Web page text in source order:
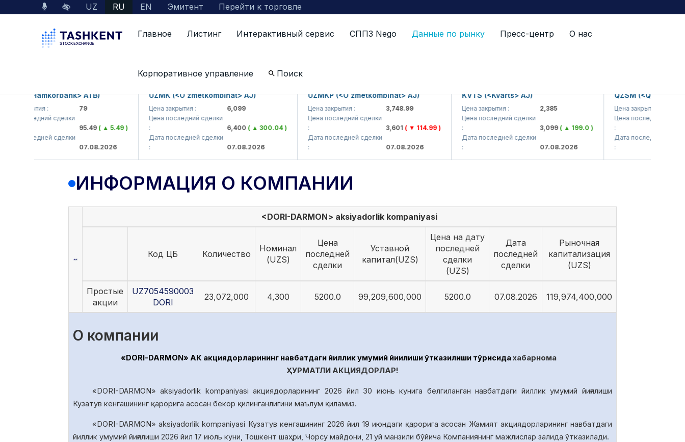
UZ RU EN Эмитент Перейти к торговле
Главное Листинг Интерактивный сервис СППЗ Nego Данные по рынку Пресс-центр О нас
Корпоративное управление Поиск
Информация о компании
(<Hamkorbank> ATB)
последний сделки
95.49( ▲ 5.49 )
последней сделки
07.08.2026
UZMK (<O'zmetkombinat> AJ)
Цена закрытия :
6,099
Цена последний сделки
6,400( ▲ 300.04 )
Дата последней сделки
07.08.2026
UZMKP (<O'zmetkombinat> AJ)
Цена закрытия :
3,748.99
Цена последний сделки
3,601( ▼ 114.99 )
Дата последней сделки
07.08.2026
KVTS (<Kvarts> AJ)
Цена закрытия :
2,385
Цена последний сделки
3,099( ▲ 199.0 )
Дата последней сделки
07.08.2026
QZSM
Цена закрытия :
Цена последний сделки
Дата последней сделки
ИНФОРМАЦИЯ О КОМПАНИИ
<DORI-DARMON> aksiyadorlik kompaniyasi
Код ЦБ Количество
Номинал
(UZS)
Цена
последней
сделки
Уставной
капитал(UZS)
Цена на дату
последней
сделки
(UZS)
Дата
последней
сделки
Рыночная
капитализация
(UZS)
Простые
акции
UZ7054590003
DORI
23,072,000 4,300 5200.0 99,209,600,000 5200.0 07.08.2026 119,974,400,000
О компании
«DORI-DARMON» АК акциядорларининг навбатдаги йиллик умумий йиғилиши ўтказилиши тўғрисидахабарнома
ҲУРМАТЛИ АКЦИЯДОРЛАР!
«DORI-DARMON» aksiyadorlik kompaniyasi акциядорларининг 2026 йил 30 июнь кунига белгиланган навбатдаги йиллик умумий йиғилиши
Кузатув кенгашининг қарорига асосан бекор қилинганлигини маълум қиламиз.
«DORI-DARMON» aksiyadorlik kompaniyasi Кузатув кенгашининг 2026 йил 19 июндаги қарорига асосан Жамият акциядорларининг навбатдаги
йиллик умумий йиғилиши 2026 йил 17 июль куни, Тошкент шаҳри, Чорсу майдони, 21 уй манзили бўйича Компаниянинг мажлислар залида ўтказилади.